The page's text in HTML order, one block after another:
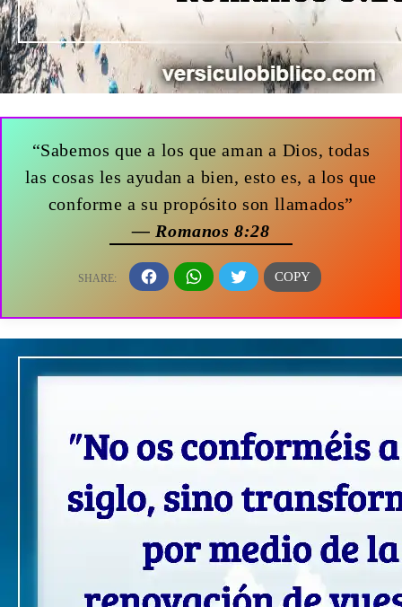
“Sabemos que a los que aman a Dios, todas
las cosas les ayudan a bien, esto es, a los que
conforme a su propósito son llamados”
— Romanos 8:28